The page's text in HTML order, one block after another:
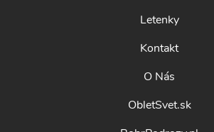
Letenky
Kontakt
O Nás
ObletSvet.sk